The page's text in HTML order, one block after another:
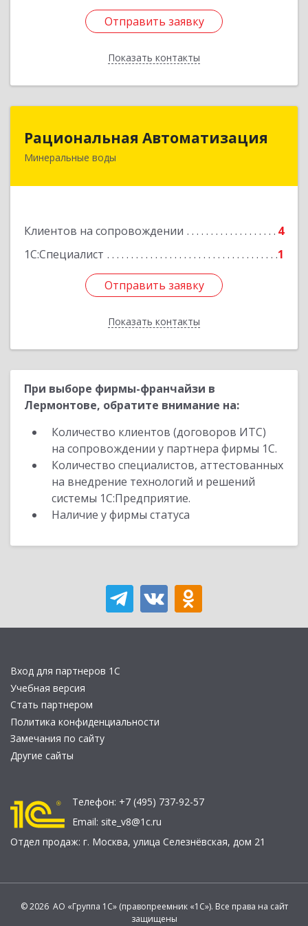
Отправить заявку
Показать контакты
Отправить заявку
Назад
Рациональная Автоматизация
Минеральные воды
Клиентов на сопровождении
4
1С:Специалист
1
Отправить заявку
Показать контакты
357209, Ставропольский край, м.о.
Подробнее
Отправить заявку
Назад
При выборе фирмы-франчайзи в
Лермонтове, обратите внимание на:
Количество клиентов (договоров ИТС)
на сопровождении у партнера фирмы 1С.
Количество специалистов, аттестованных
на внедрение технологий и решений
системы 1С:Предприятие.
Наличие у фирмы статуса
Вход для партнеров 1С
Учебная версия
Стать партнером
Политика конфиденциальности
Замечания по сайту
Другие сайты
Телефон: +7 (495) 737-92-57
Email: site_v8@1c.ru
Отдел продаж: г. Москва, улица Селезнёвская, дом 21
© 2026 АО «Группа 1С» (правопреемник «1С»). Все права на сайт
защищены